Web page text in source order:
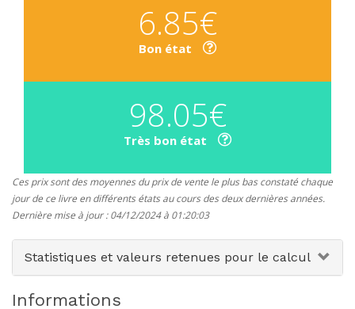
6.85€
Bon état
98.05€
Très bon état
Ces prix sont des moyennes du prix de vente le plus bas constaté chaque
jour de ce livre en différents états au cours des deux dernières années.
Dernière mise à jour : 04/12/2024 à 01:20:03
Statistiques et valeurs retenues pour le calcul
Informations